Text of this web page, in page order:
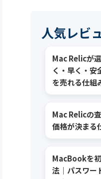
人気レビ
Mac Relicが
く・早く・
を売れる仕組
Mac Relicの
価格が決まる
MacBookを
法｜パスワー